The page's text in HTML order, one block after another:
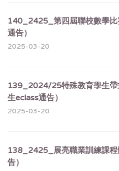
140_2425_第四屆聯校數學
通告）
2025-03-20
139_2024/25特殊教育學生帶
生eclass通告）
2025-03-20
138_2425_展亮職業訓練課
告）